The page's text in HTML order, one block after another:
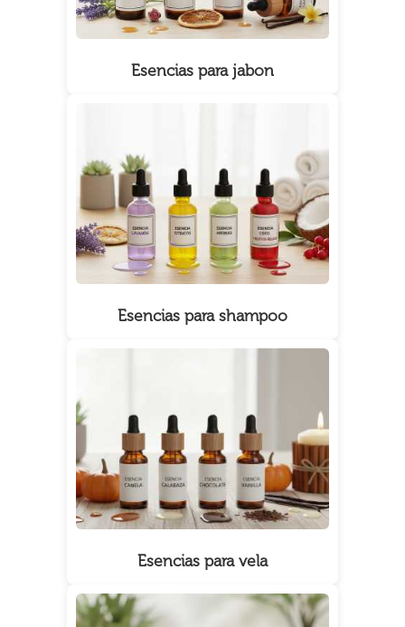
Esencias para jabon
Esencias para shampoo
Esencias para vela